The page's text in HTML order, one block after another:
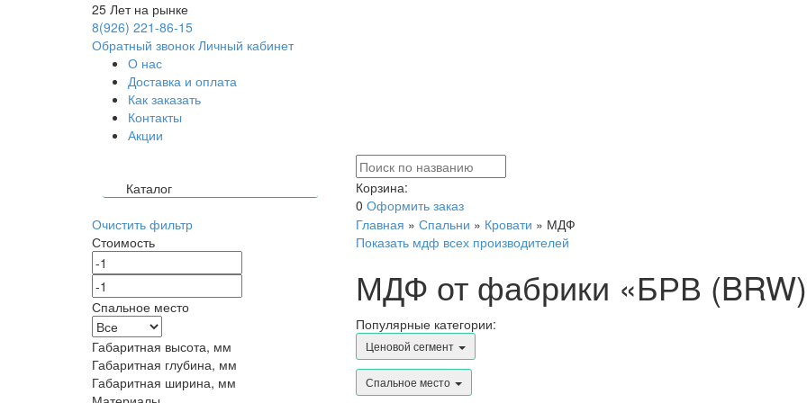
25 Лет на рынке
8(926) 221-86-15
Обратный звонок Личный кабинет
О нас
Доставка и оплата
Как заказать
Контакты
Акции
Каталог
Корзина:
0 Оформить заказ
Очистить фильтр
Стоимость
Спальное место
Габаритная высота, мм
Габаритная глубина, мм
Габаритная ширина, мм
Главная » Спальни » Кровати » МДФ
Показать мдф всех производителей
МДФ от фабрики «БРВ
Популярные категории:
Ценовой сегмент
Спальное место